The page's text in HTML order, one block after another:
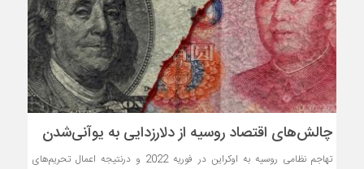
چالش‌های اقتصاد روسیه از دلارزدایی به یوآنی‌شدن
تهاجم نظامی روسیه به اوکراین در فوریه 2022 و درنتیجه اعمال تحریم‌های